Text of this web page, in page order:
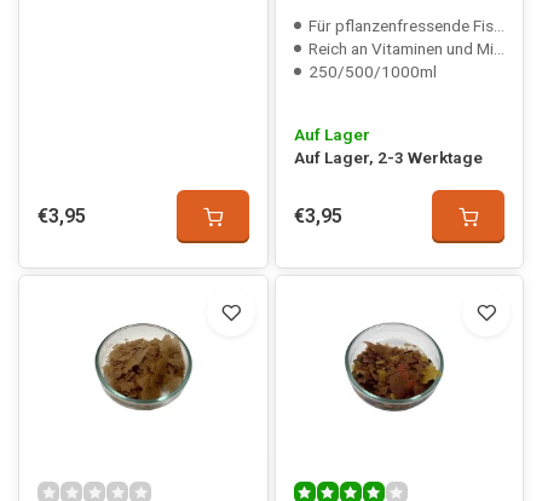
€3,95
Für pflanzenfressende Fische
Reich an Vitaminen und Mineralstoffen
250/500/1000ml
Auf Lager
Auf Lager, 2-3 Werktage
€3,95